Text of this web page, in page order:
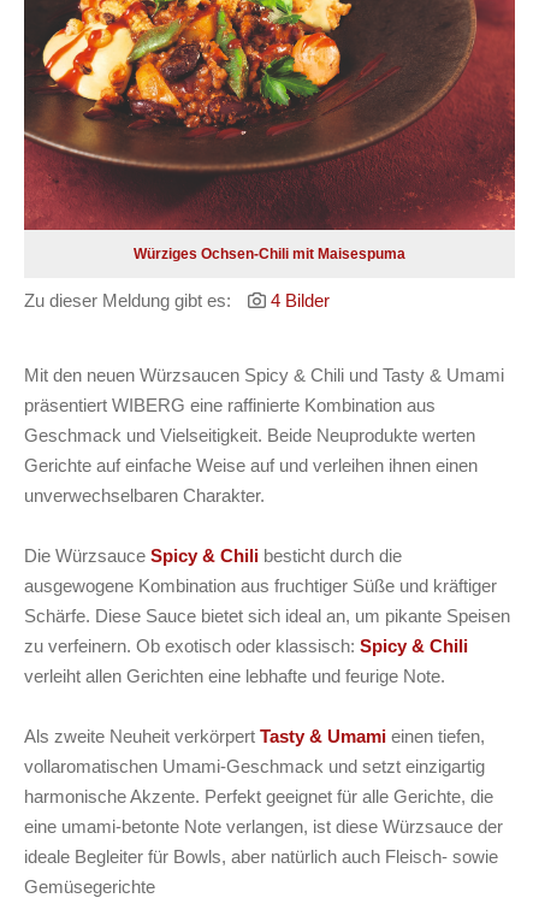
Würziges Ochsen-Chili mit Maisespuma
Zu dieser Meldung gibt es: 4 Bilder
Mit den neuen Würzsaucen Spicy & Chili und Tasty & Umami
präsentiert WIBERG eine raffinierte Kombination aus
Geschmack und Vielseitigkeit. Beide Neuprodukte werten
Gerichte auf einfache Weise auf und verleihen ihnen einen
unverwechselbaren Charakter.
Die Würzsauce Spicy & Chili besticht durch die
ausgewogene Kombination aus fruchtiger Süße und kräftiger
Schärfe. Diese Sauce bietet sich ideal an, um pikante Speisen
zu verfeinern. Ob exotisch oder klassisch: Spicy & Chili
verleiht allen Gerichten eine lebhafte und feurige Note.
Als zweite Neuheit verkörpert Tasty & Umami einen tiefen,
vollaromatischen Umami-Geschmack und setzt einzigartig
harmonische Akzente. Perfekt geeignet für alle Gerichte, die
eine umami-betonte Note verlangen, ist diese Würzsauce der
ideale Begleiter für Bowls, aber natürlich auch Fleisch- sowie
Gemüsegerichte